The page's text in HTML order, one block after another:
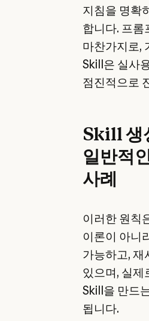
지침을 명확
합니다. 프롬
마찬가지로,
Skill은 실사
점진적으로
Skill 생
일반적
사례
이러한 원칙
이론이 아니
가능하고, 재
있으며, 실제
Skill을 만드
됩니다.